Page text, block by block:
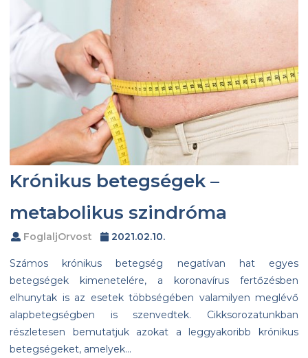
Krónikus betegségek –
metabolikus szindróma
FoglaljOrvost 2021.02.10.
Számos krónikus betegség negatívan hat egyes
betegségek kimenetelére, a koronavírus fertőzésben
elhunytak is az esetek többségében valamilyen meglévő
alapbetegségben is szenvedtek. Cikksorozatunkban
részletesen bemutatjuk azokat a leggyakoribb krónikus
betegségeket, amelyek…